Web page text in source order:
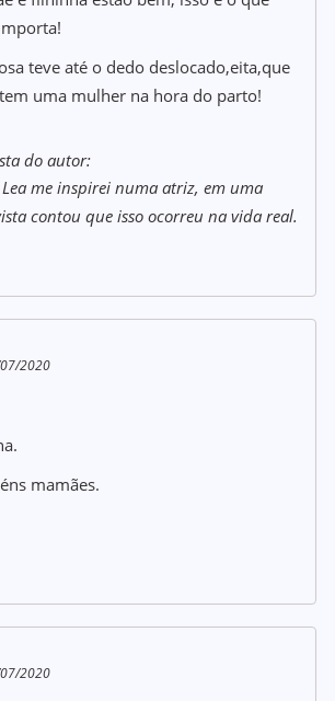
teve até o dedo deslocado,eita,que
uma mulher na hora do parto!
do autor:
me inspirei numa atriz, em uma
contou que isso ocorreu na vida real.
2020
mamães.
2020